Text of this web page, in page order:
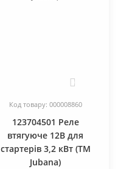
Код товару: 000008860
123704501 Реле
втягуюче 12В для
стартерів 3,2 кВт (TM
Jubana)